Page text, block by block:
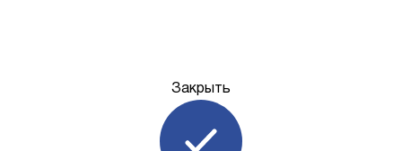
Закрыть